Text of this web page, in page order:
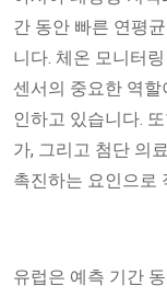
간 동안 빠른 연평
니다. 체온 모니터
센서의 중요한 역
인하고 있습니다.
가, 그리고 첨단 의
촉진하는 요인으로
유럽은 예측 기간